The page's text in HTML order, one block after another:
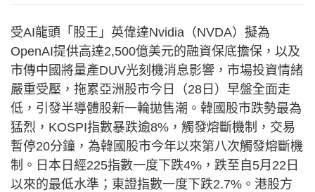
受AI龍頭「股王」英偉達Nvidia（NVDA）擬為
OpenAI提供高達2,500億美元的融資保底擔保，以及
市傳中國將量產DUV光刻機消息影響，市場投資情緒
嚴重受壓，拖累亞洲股市今日（28日）早盤全面走
低，引發半導體股新一輪拋售潮。韓國股市跌勢最為
猛烈，KOSPI指數暴跌逾8%，觸發熔斷機制，交易
暫停20分鐘，為韓國股市今年以來第八次觸發熔斷機
制。日本日經225指數一度下跌4%，跌至自5月22日
以來的最低水準；東證指數一度下跌2.7%。港股方